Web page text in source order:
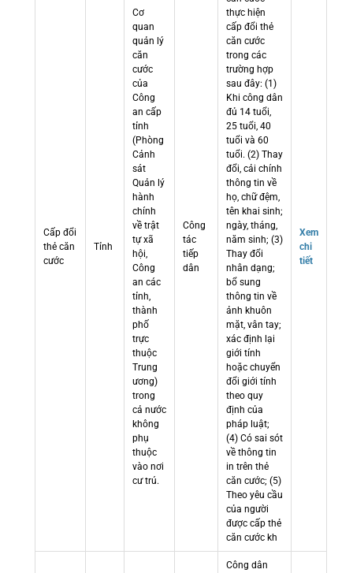
Cấp đổi
thẻ căn
cước
Tỉnh
Cơ
quan
quản lý
căn
cước
của
Công
an cấp
tỉnh
(Phòng
Cảnh
sát
Quản lý
hành
chính
về trật
tự xã
hội,
Công
an các
tỉnh,
thành
phố
trực
thuộc
Trung
ương)
trong
cả nước
không
phụ
thuộc
vào nơi
cư trú.
Công
tác
tiếp
dân
thực hiện
cấp đổi thẻ
căn cước
trong các
trường hợp
sau đây: (1)
Khi công dân
đủ 14 tuổi,
25 tuổi, 40
tuổi và 60
tuổi. (2) Thay
đổi, cải chính
thông tin về
họ, chữ đệm,
tên khai sinh;
ngày, tháng,
năm sinh; (3)
Thay đổi
nhân dạng;
bổ sung
thông tin về
ảnh khuôn
mặt, vân tay;
xác định lại
giới tính
hoặc chuyển
đổi giới tính
theo quy
định của
pháp luật;
(4) Có sai sót
về thông tin
in trên thẻ
căn cước; (5)
Theo yêu cầu
của người
được cấp thẻ
căn cước kh
Xem
chi
tiết
Công dân